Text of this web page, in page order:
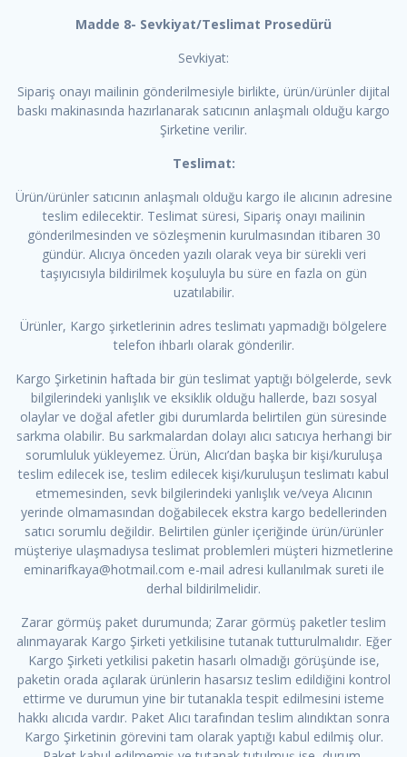
Madde 8- Sevkiyat/Teslimat Prosedürü
Sevkiyat:
Sipariş onayı mailinin gönderilmesiyle birlikte, ürün/ürünler dijital
baskı makinasında hazırlanarak satıcının anlaşmalı olduğu kargo
Şirketine verilir.
Teslimat:
Ürün/ürünler satıcının anlaşmalı olduğu kargo ile alıcının adresine
teslim edilecektir. Teslimat süresi, Sipariş onayı mailinin
gönderilmesinden ve sözleşmenin kurulmasından itibaren 30
gündür. Alıcıya önceden yazılı olarak veya bir sürekli veri
taşıyıcısıyla bildirilmek koşuluyla bu süre en fazla on gün
uzatılabilir.
Ürünler, Kargo şirketlerinin adres teslimatı yapmadığı bölgelere
telefon ihbarlı olarak gönderilir.
Kargo Şirketinin haftada bir gün teslimat yaptığı bölgelerde, sevk
bilgilerindeki yanlışlık ve eksiklik olduğu hallerde, bazı sosyal
olaylar ve doğal afetler gibi durumlarda belirtilen gün süresinde
sarkma olabilir. Bu sarkmalardan dolayı alıcı satıcıya herhangi bir
sorumluluk yükleyemez. Ürün, Alıcı’dan başka bir kişi/kuruluşa
teslim edilecek ise, teslim edilecek kişi/kuruluşun teslimatı kabul
etmemesinden, sevk bilgilerindeki yanlışlık ve/veya Alıcının
yerinde olmamasından doğabilecek ekstra kargo bedellerinden
satıcı sorumlu değildir. Belirtilen günler içeriğinde ürün/ürünler
müşteriye ulaşmadıysa teslimat problemleri müşteri hizmetlerine
eminarifkaya@hotmail.com e-mail adresi kullanılmak sureti ile
derhal bildirilmelidir.
Zarar görmüş paket durumunda; Zarar görmüş paketler teslim
alınmayarak Kargo Şirketi yetkilisine tutanak tutturulmalıdır. Eğer
Kargo Şirketi yetkilisi paketin hasarlı olmadığı görüşünde ise,
paketin orada açılarak ürünlerin hasarsız teslim edildiğini kontrol
ettirme ve durumun yine bir tutanakla tespit edilmesini isteme
hakkı alıcıda vardır. Paket Alıcı tarafından teslim alındıktan sonra
Kargo Şirketinin görevini tam olarak yaptığı kabul edilmiş olur.